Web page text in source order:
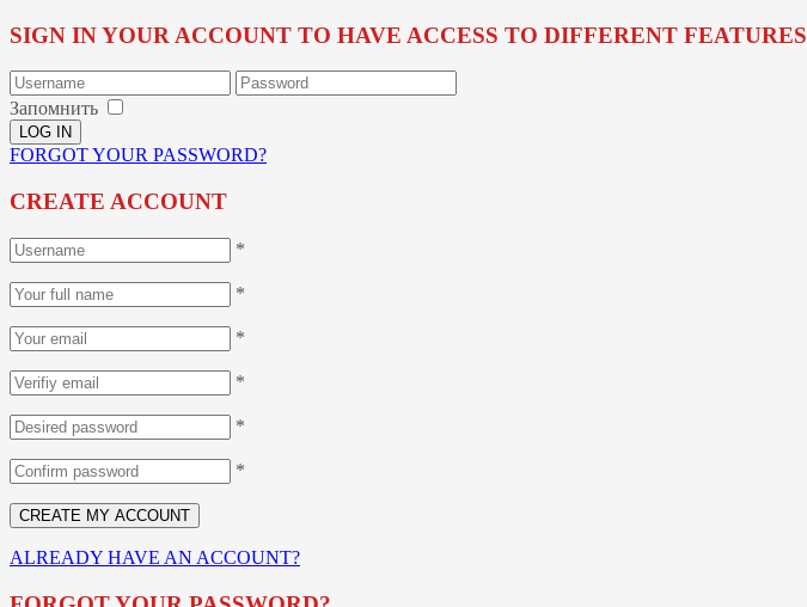
SIGN IN YOUR ACCOUNT TO HAVE ACCESS TO DIFFERENT FEATURES
Запомнить
FORGOT YOUR PASSWORD?
CREATE ACCOUNT
*
*
*
*
*
*
ALREADY HAVE AN ACCOUNT?